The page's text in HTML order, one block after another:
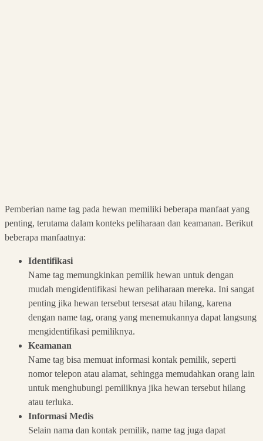
Pemberian name tag pada hewan memiliki beberapa manfaat yang
penting, terutama dalam konteks peliharaan dan keamanan. Berikut
beberapa manfaatnya:
Identifikasi
Name tag memungkinkan pemilik hewan untuk dengan
mudah mengidentifikasi hewan peliharaan mereka. Ini sangat
penting jika hewan tersebut tersesat atau hilang, karena
dengan name tag, orang yang menemukannya dapat langsung
mengidentifikasi pemiliknya.
Keamanan
Name tag bisa memuat informasi kontak pemilik, seperti
nomor telepon atau alamat, sehingga memudahkan orang lain
untuk menghubungi pemiliknya jika hewan tersebut hilang
atau terluka.
Informasi Medis
Selain nama dan kontak pemilik, name tag juga dapat